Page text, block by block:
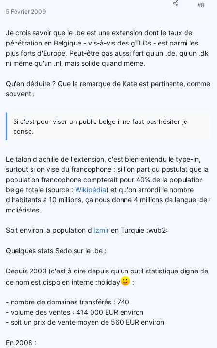
5 Février 2009
#8
Je crois savoir que le .be est une extension dont le taux de
pénétration en Belgique - vis-à-vis des gTLDs - est parmi les
plus forts d'Europe. Peut-être pas aussi fort qu'un .de, qu'un .dk
ni même qu'un .nl, mais solide quand même.
Qu'en déduire ? Que la remarque de Kate est pertinente, comme
souvent :
Si c'est pour viser un public belge il ne faut pas hésiter je
pense.
Le talon d'achille de l'extension, c'est bien entendu le type-in,
surtout si on vise du francophone : si l'on part du postulat que la
population francophone compterait pour 40% de la population
belge totale (source : Wikipédia) et qu'on arrondi le nombre
d'habitants à 10 millions, ça nous donne 4 millions de langue-de-
moliéristes.
Soit environ la population d'Izmir en Turquie :wub2:
Quelques stats Sedo sur le .be :
Depuis 2003 (c'est à dire depuis qu'un outil statistique digne de
ce nom est dispo en interne :holiday
:
- nombre de domaines transférés : 740
- volume des ventes : 414 000 EUR environ
- soit un prix de vente moyen de 560 EUR environ
En 2008 :